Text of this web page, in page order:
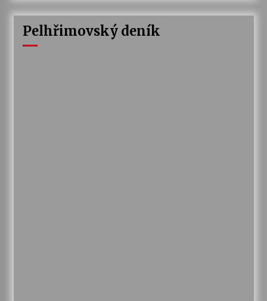
Pelhřimovský deník